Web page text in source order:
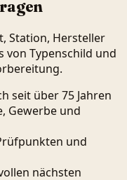
Station, Hersteller
von Typenschild und
seit über 75 Jahren
Gewerbe und
und
nächsten